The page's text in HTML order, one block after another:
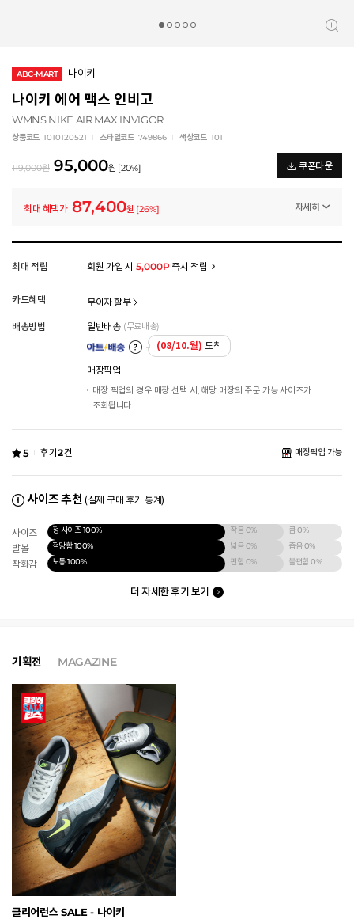
ABC-MART 나이키
나이키 에어 맥스 인비고
WMNS NIKE AIR MAX INVIGOR
상품코드 1010120521 스타일코드 749866 색상코드 101
119,000원 95,000원 [20%] 쿠폰다운
최대 혜택가 87,400원 [26%] 자세히
멤버십 상시 할인
모든 혜택이 적용된 금액으로, 실제 결제 금액과는 차이가 있을 수 있습니다.
최대 적립 회원 가입 시 5,000P즉시 적립
카드혜택 무이자 할부
배송방법 일반배송 (무료배송)
(08/10.월) 도착
매장픽업
매장 픽업의 경우 매장 선택 시, 해당 매장의 주문 가능 사이즈가
조회됩니다.
5 후기2건 매장픽업 가능
사이즈 추천 (실제 구매 후기 통계)
사이즈 정 사이즈100% 작음0% 큼0%
발볼 적당함100% 넓음0% 좁음0%
착화감 보통100% 편함0% 불편함0%
더 자세한 후기 보기
기획전 MAGAZINE
클리어런스 SALE - 나이키